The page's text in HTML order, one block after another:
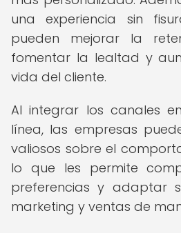
una experiencia sin
pueden mejorar la
fomentar la lealtad y
vida del cliente.
Al integrar los canales
línea, las empresas
valiosos sobre el
lo que les permite
preferencias y adaptar
marketing y ventas de